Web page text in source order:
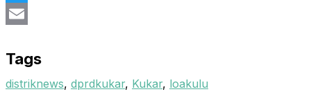
Twitter
Tags
distriknews, dprdkukar, Kukar, loakulu